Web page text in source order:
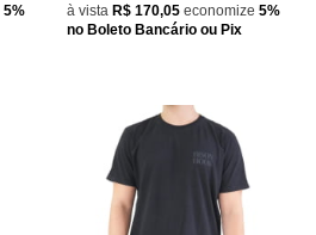
5%
à vista R$ 170,05 economize 5%
no Boleto Bancário ou Pix